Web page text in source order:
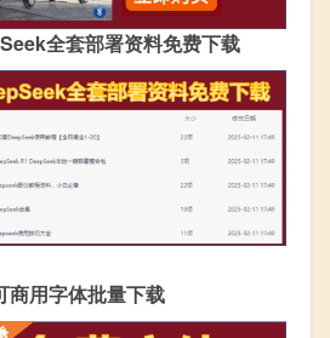
全套部署资料免费下载
商用字体批量下载